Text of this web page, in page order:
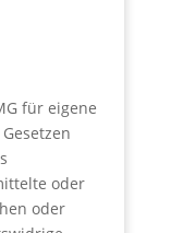
für eigene
oder
oder